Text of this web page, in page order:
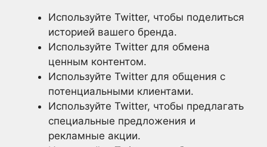
Используйте Twitter, чтобы поделиться
историей вашего бренда.
Используйте Twitter для обмена
ценным контентом.
Используйте Twitter для общения с
потенциальными клиентами.
Используйте Twitter, чтобы предлагать
специальные предложения и
рекламные акции.